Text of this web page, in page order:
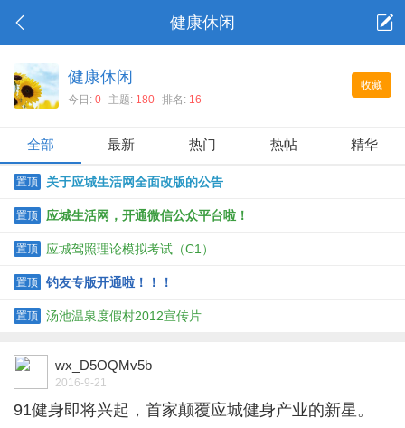
健康休闲
收藏
健康休闲
今日: 0 主题: 180 排名: 16
全部 最新 热门 热帖 精华
置顶 关于应城生活网全面改版的公告
置顶 应城生活网，开通微信公众平台啦！
置顶 应城驾照理论模拟考试（C1）
置顶 钓友专版开通啦！！！
置顶 汤池温泉度假村2012宣传片
wx_D5OQMv5b
2016-9-21
91健身即将兴起，首家颠覆应城健身产业的新星。